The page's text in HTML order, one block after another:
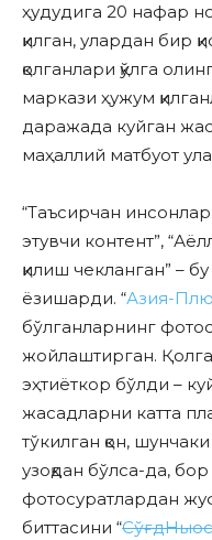
ҳудудига 20 нафар
қилган, улардан бир
қолганлари қўлга
маркази ҳужум
даражада куйган
маҳаллий матбуот
“Таъсирчан
этувчи контент”,
қилиш чекланган” –
ёзишарди. “Азия-
бўлганларнинг
жойлаштирган.
эҳтиёткор бўлди –
жасадларни катта
тўкилган қон,
узоқдан бўлса-да,
фотосуратлардан
биттасини “СўғдНьюс